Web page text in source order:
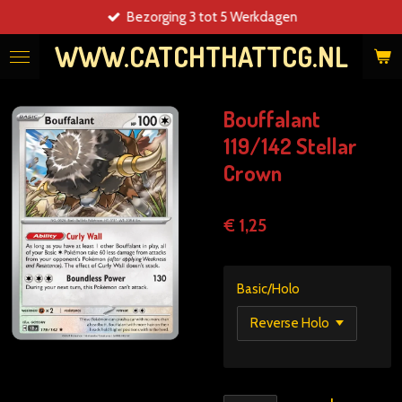
direct
naar
WWW.CATCHTHATTCG.NL
Bezorging 3 tot 5 Werkdagen
Bouffalant
119/142 Stellar
Crown
€ 1,25
Basic/Holo